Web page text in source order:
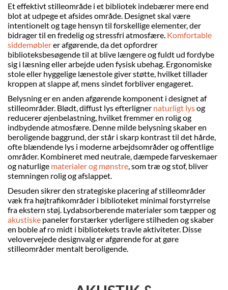
Et effektivt stilleområde i et bibliotek indebærer mere end
blot at udpege et afsides område. Designet skal være
intentionelt og tage hensyn til forskellige elementer, der
bidrager til en fredelig og stressfri atmosfære. Komfortable
siddemøblerer afgørende, da det opfordrer
biblioteksbesøgende til at blive længere og fuldt ud fordybe
sig i læsning eller arbejde uden fysisk ubehag. Ergonomiske
stole eller hyggelige lænestole giver støtte, hvilket tillader
kroppen at slappe af, mens sindet forbliver engageret.
Belysning er en anden afgørende komponent i designet af
stilleområder. Blødt, diffust lys efterligner naturligt lysog
reducerer øjenbelastning, hvilket fremmer en rolig og
indbydende atmosfære. Denne milde belysning skaber en
beroligende baggrund, der står i skarp kontrast til det hårde,
ofte blændende lys i moderne arbejdsområder og offentlige
områder. Kombineret med neutrale, dæmpede farveskemaer
og naturlige materialer og mønstre, som træ og stof, bliver
stemningen rolig og afslappet.
Desuden sikrer den strategiske placering af stilleområder
væk fra højtrafikområder i biblioteket minimal forstyrrelse
fra ekstern støj. Lydabsorberende materialer som tæpper og
akustiske paneler forstærker yderligere stilheden og skaber
en boble af ro midt i bibliotekets travle aktiviteter. Disse
velovervejede designvalg er afgørende for at gøre
stilleområder mentalt beroligende.